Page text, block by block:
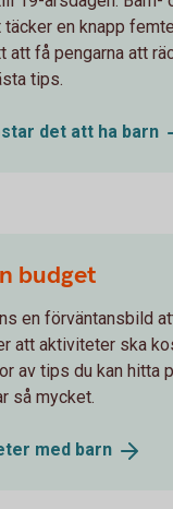
en knapp
att få pengarna att
tips.
det att ha barn
budget
en förväntansbild
att aktiviteter ska
av tips du kan hitta
så mycket.
med barn